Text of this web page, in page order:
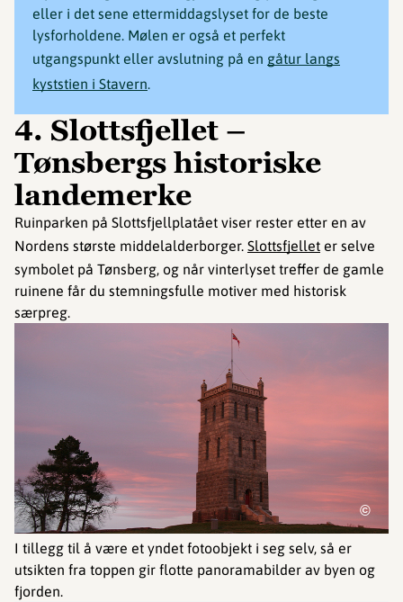
eller i det sene ettermiddagslyset for de beste
lysforholdene. Mølen er også et perfekt
utgangspunkt eller avslutning på en gåtur langs
kyststien i Stavern.
4. Slottsfjellet –
Tønsbergs historiske
landemerke
Ruinparken på Slottsfjellplatået viser rester etter en av
Nordens største middelalderborger. Slottsfjellet er selve
symbolet på Tønsberg, og når vinterlyset treffer de gamle
ruinene får du stemningsfulle motiver med historisk
særpreg.
©
I tillegg til å være et yndet fotoobjekt i seg selv, så er
utsikten fra toppen gir flotte panoramabilder av byen og
fjorden.